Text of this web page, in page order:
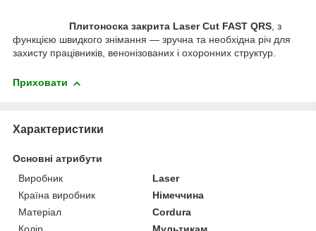
Плитоноска закрита Laser Cut FAST QRS, з
функцією швидкого знімання — зручна та необхідна річ для
захисту працівників, венонізованих і охоронних структур.
Приховати
Характеристики
Основні атрибути
Виробник
Laser
Країна виробник
Німеччина
Матеріал
Cordura
Колір
Мультикам